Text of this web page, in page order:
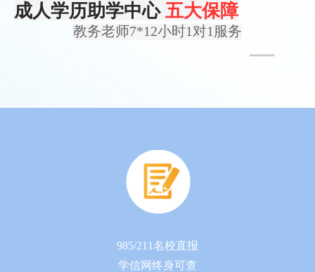
教务老师7*12小时1对1服务
成人学历助学中心 五大保障
985/211名校直报
学信网终身可查